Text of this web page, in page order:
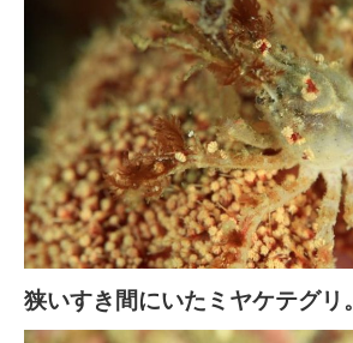
狭いすき間にいたミヤケテグリ。